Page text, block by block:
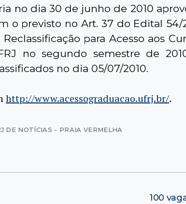
no dia 30 de junho de 2010
o previsto no Art. 37 do Edital 54/
para Acesso aos
no segundo semestre de
no dia 05/07/2010.
http://www.acessograduacao.ufrj.br/.
DE NOTÍCIAS - PRAIA VERMELHA
100